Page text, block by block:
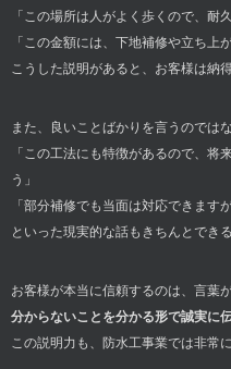
「この場所は人がよく歩くので、耐
「この金額には、下地補修や立ち上
こうした説明があると、お客様は納
また、良いことばかりを言うのではな
「この工法にも特徴があるので、将
う」
「部分補修でも当面は対応できます
といった現実的な話もきちんとでき
お客様が本当に信頼するのは、言葉
分からないことを分かる形で誠実に
この説明力も、防水工事業では非常